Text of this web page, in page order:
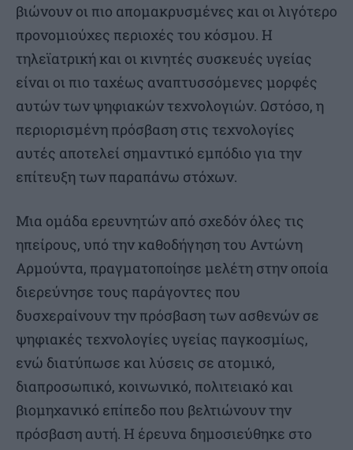
βιώνουν οι πιο απομακρυσμένες και οι λιγότερο
προνομιούχες περιοχές του κόσμου. Η
τηλεϊατρική και οι κινητές συσκευές υγείας
είναι οι πιο ταχέως αναπτυσσόμενες μορφές
αυτών των ψηφιακών τεχνολογιών. Ωστόσο, η
περιορισμένη πρόσβαση στις τεχνολογίες
αυτές αποτελεί σημαντικό εμπόδιο για την
επίτευξη των παραπάνω στόχων.
Μια ομάδα ερευνητών από σχεδόν όλες τις
ηπείρους, υπό την καθοδήγηση του Αντώνη
Αρμούντα, πραγματοποίησε μελέτη στην οποία
διερεύνησε τους παράγοντες που
δυσχεραίνουν την πρόσβαση των ασθενών σε
ψηφιακές τεχνολογίες υγείας παγκοσμίως,
ενώ διατύπωσε και λύσεις σε ατομικό,
διαπροσωπικό, κοινωνικό, πολιτειακό και
βιομηχανικό επίπεδο που βελτιώνουν την
πρόσβαση αυτή. Η έρευνα δημοσιεύθηκε στο